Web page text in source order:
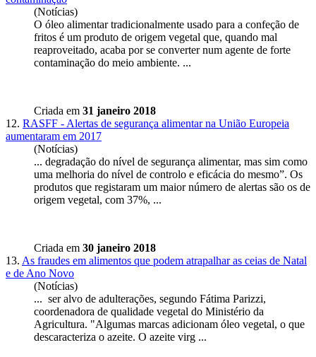
(Notícias)
O óleo alimentar tradicionalmente usado para a confeção de
fritos é um produto de origem vegetal que, quando mal
reaproveitado, acaba por se converter num agente de forte
contaminação do meio ambiente. ...
Criada em 31 janeiro 2018
12. RASFF - Alertas de segurança alimentar na União Europeia
aumentaram em 2017
(Notícias)
... degradação do nível de segurança alimentar, mas sim como
uma melhoria do nível de controlo e eficácia do mesmo”. Os
produtos que registaram um maior número de alertas são os de
origem vegetal, com 37%, ...
Criada em 30 janeiro 2018
13. As fraudes em alimentos que podem atrapalhar as ceias de Natal
e de Ano Novo
(Notícias)
... ser alvo de adulterações, segundo Fátima Parizzi,
coordenadora de qualidade vegetal do Ministério da
Agricultura. "Algumas marcas adicionam óleo vegetal, o que
descaracteriza o azeite. O azeite virg ...